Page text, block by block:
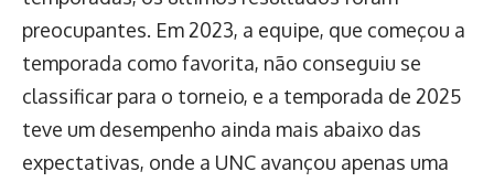
preocupantes. Em 2023, a equipe, que começou a
temporada como favorita, não conseguiu se
classificar para o torneio, e a temporada de 2025
teve um desempenho ainda mais abaixo das
expectativas, onde a UNC avançou apenas uma